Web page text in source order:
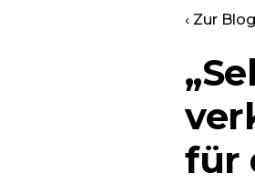
‹ Zur
für